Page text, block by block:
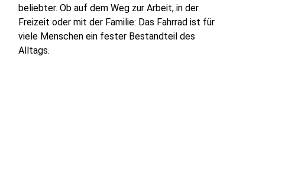
beliebter. Ob auf dem Weg zur Arbeit, in der
Freizeit oder mit der Familie: Das Fahrrad ist für
viele Menschen ein fester Bestandteil des
Alltags.